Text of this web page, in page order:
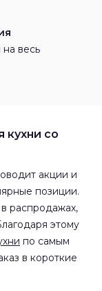
на весь
кухни со
акции и
позиции.
распродажах,
этому
по самым
в короткие